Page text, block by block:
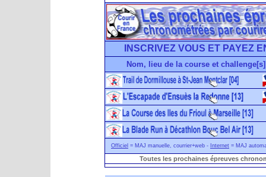
INSCRIVEZ VOUS ET PAYEZ
Nom, lieu de la course et challenge[s]
Officiel = MAJ manuelle, courrier+web - Internet = MAJ
Toutes les prochaines épreuves